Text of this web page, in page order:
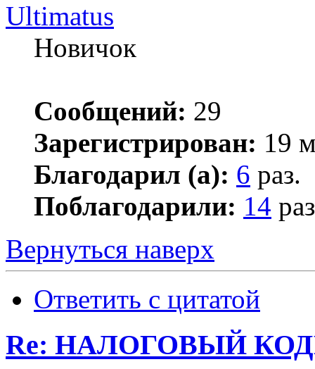
Ultimatus
Новичок
Сообщений: 29
Зарегистрирован: 19
Благодарил (а): 6 раз.
Поблагодарили: 14
Вернуться наверх
Ответить с цитатой
Re: НАЛОГОВЫЙ